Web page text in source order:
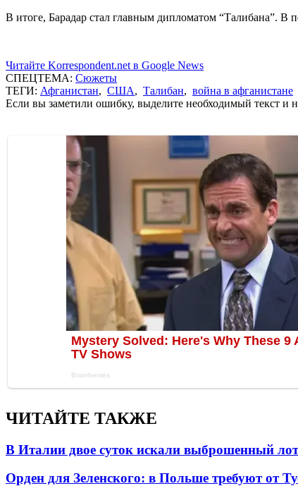
В итоге, Барадар стал главным дипломатом “Талибана”.
Читайте Korrespondent.net в Google News
СПЕЦТЕМА: Сюжеты
ТЕГИ: Афганистан, США, Талибан, война в афганистане
Если вы заметили ошибку, выделите необходимый текст и
ЧИТАЙТЕ ТАКЖЕ
В Италии двое суток искали выброшенный
Орден для Зеленского: в Польше требуют от